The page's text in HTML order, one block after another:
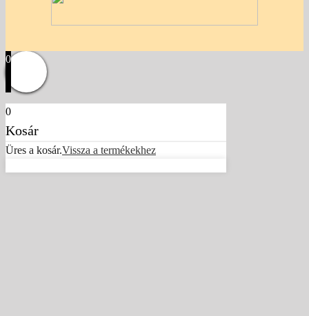
0
0
Kosár
Üres a kosár.Vissza a termékekhez